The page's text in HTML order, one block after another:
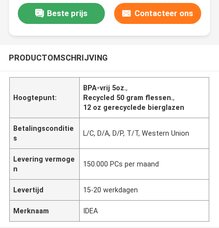
Beste prijs Contacteer ons
PRODUCTOMSCHRIJVING
Hoogtepunt:
BPA-vrij 5oz.,
Recycled 50 gram flessen.,
12 oz gerecyclede bierglazen
Betalingsconditie
s
L/C, D/A, D/P, T/T, Western Union
Levering vermoge
n
150.000 PCs per maand
Levertijd 15-20 werkdagen
Merknaam IDEA